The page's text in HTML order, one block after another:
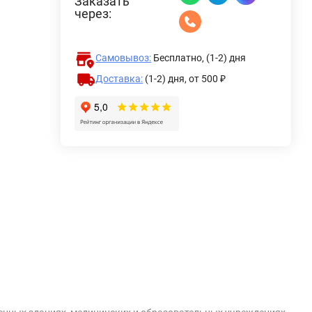
через:
Самовывоз: Бесплатно, (1-2) дня
Доставка: (1-2) дня,от 500 ₽